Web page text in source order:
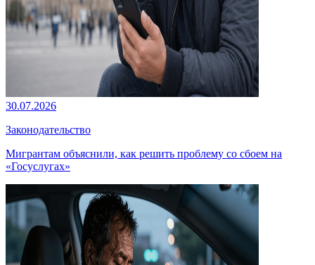
30.07.2026
Законодательство
Мигрантам объяснили, как решить проблему со сбоем на
«Госуслугах»